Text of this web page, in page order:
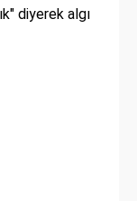
diyerek algı